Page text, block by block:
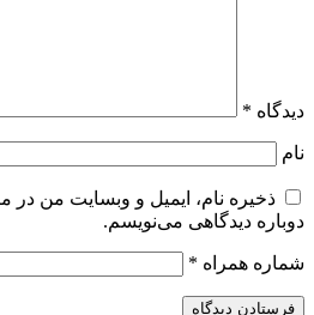
دیدگاه *
نام
ذخیره نام، ایمیل و وبسایت من در
دوباره دیدگاهی می‌نویسم.
شماره همراه *